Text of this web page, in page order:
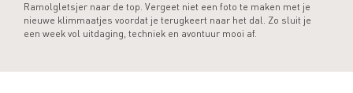
Ramolgletsjer naar de top. Vergeet niet een foto te maken met je
nieuwe klimmaatjes voordat je terugkeert naar het dal. Zo sluit je
een week vol uitdaging, techniek en avontuur mooi af.